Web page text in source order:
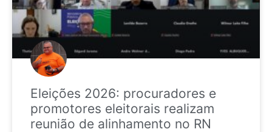
Eleições 2026: procuradores e
promotores eleitorais realizam
reunião de alinhamento no RN